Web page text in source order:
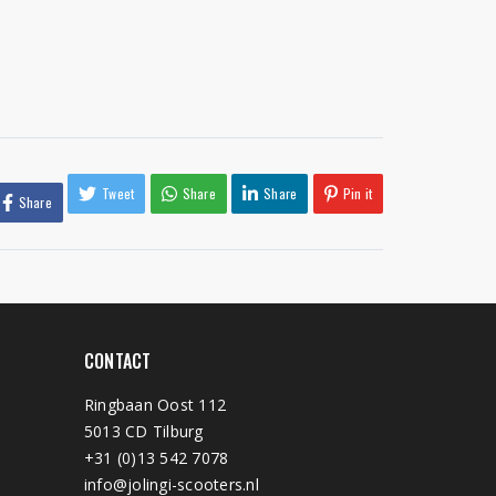
Share Tweet Share Share Pin it
CONTACT
Ringbaan Oost 112
5013 CD Tilburg
+31 (0)13 542 7078
info@jolingi-scooters.nl